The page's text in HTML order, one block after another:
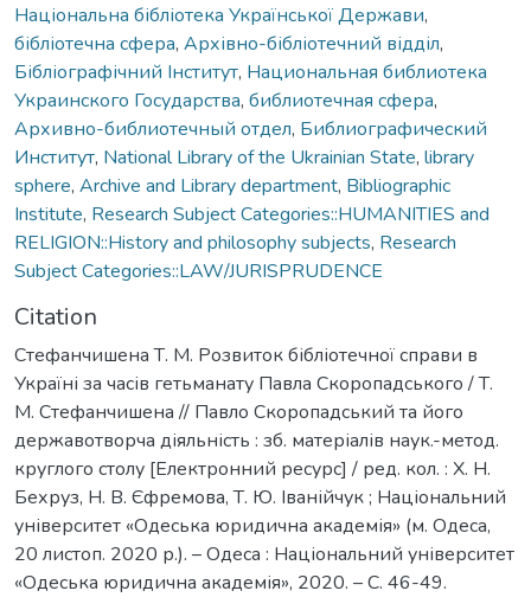
Національна бібліотека Української Держави,
бібліотечна сфера, Архівно-бібліотечний відділ,
Бібліографічний Інститут, Национальная библиотека
Украинского Государства, библиотечная сфера,
Архивно-библиотечный отдел, Библиографический
Институт, National Library of the Ukrainian State, library
sphere, Archive and Library department, Bibliographic
Institute, Research Subject Categories::HUMANITIES and
RELIGION::History and philosophy subjects, Research
Subject Categories::LAW/JURISPRUDENCE
Citation
Стефанчишена Т. М. Розвиток бібліотечної справи в
Україні за часів гетьманату Павла Скоропадського / Т.
М. Стефанчишена // Павло Скоропадський та його
державотворча діяльність : зб. матеріалів наук.-метод.
круглого столу [Електронний ресурс] / ред. кол. : Х. Н.
Бехруз, Н. В. Єфремова, Т. Ю. Іванійчук ; Національний
університет «Одеська юридична академія» (м. Одеса,
20 листоп. 2020 р.). – Одеса : Національний університет
«Одеська юридична академія», 2020. – С. 46-49.